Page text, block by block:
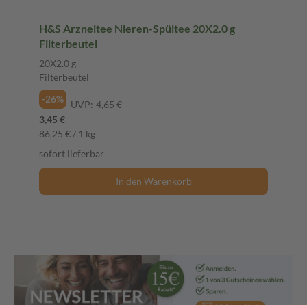
H&S Arzneitee Nieren-Spültee 20X2.0 g
Filterbeutel
20X2.0 g
Filterbeutel
-26%
UVP: 4,65 €
3,45 €
86,25 € / 1 kg
sofort lieferbar
In den Warenkorb